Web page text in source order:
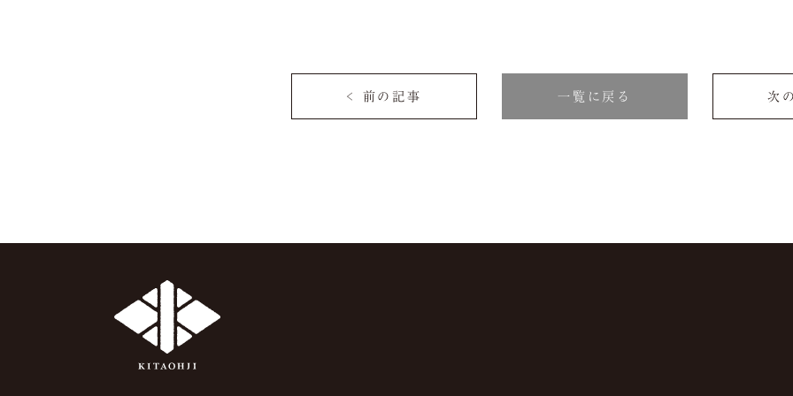
< 前の記事 一覧に戻る 次